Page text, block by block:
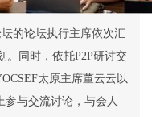
的论坛执行主席依次汇
同时， 依托P2P研讨交
太原主席董云云以
参与交流讨论 ，与会人